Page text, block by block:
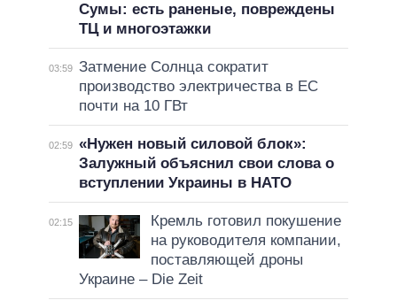
Сумы: есть раненые, повреждены
ТЦ и многоэтажки
03:59 Затмение Солнца сократит
производство электричества в ЕС
почти на 10 ГВт
02:59 «Нужен новый силовой блок»:
Залужный объяснил свои слова о
вступлении Украины в НАТО
02:15
Кремль готовил покушение
на руководителя компании,
поставляющей дроны
Украине – Die Zeit